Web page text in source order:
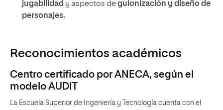
jugabilidad y aspectos deguionización y diseño de
personajes.
Reconocimientos académicos
Centro certificado por ANECA, según el
modelo AUDIT
La Escuela Superior de Ingeniería y Tecnología cuenta con el